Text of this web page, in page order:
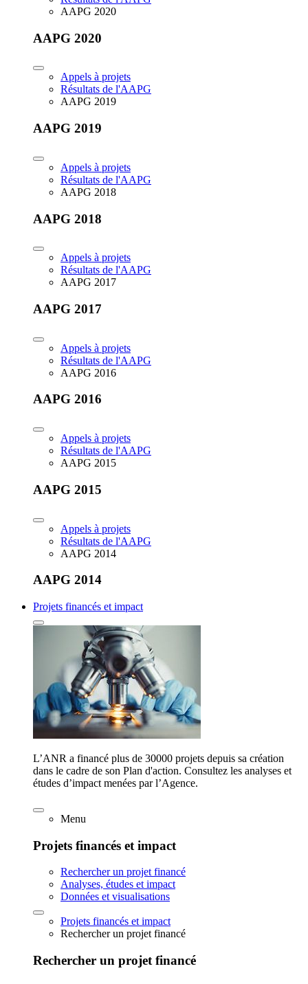
AAPG 2020
AAPG 2020
Appels à projets
Résultats de l'AAPG
AAPG 2019
AAPG 2019
Appels à projets
Résultats de l'AAPG
AAPG 2018
AAPG 2018
Appels à projets
Résultats de l'AAPG
AAPG 2017
AAPG 2017
Appels à projets
Résultats de l'AAPG
AAPG 2016
AAPG 2016
Appels à projets
Résultats de l'AAPG
AAPG 2015
AAPG 2015
Appels à projets
Résultats de l'AAPG
AAPG 2014
AAPG 2014
Projets financés et impact
L’ANR a financé plus de 30000 projets depuis sa création
dans le cadre de son Plan d'action. Consultez les analyses et
études d’impact menées par l’Agence.
Menu
Projets financés et impact
Rechercher un projet financé
Analyses, études et impact
Données et visualisations
Projets financés et impact
Rechercher un projet financé
Rechercher un projet financé